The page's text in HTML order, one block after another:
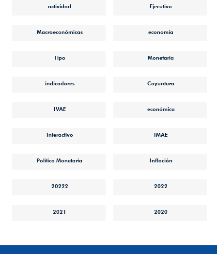
actividad Ejecutivo
Macroeconómicas economía
Tipo Monetaria
indicadores Coyuntura
IVAE económica
Interactivo IMAE
Política Monetaria Inflación
20222 2022
2021 2020